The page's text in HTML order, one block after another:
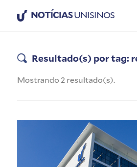
NOTÍCIASUNISINOS
Resultado(s) por tag:
Mostrando 2 resultado(s).